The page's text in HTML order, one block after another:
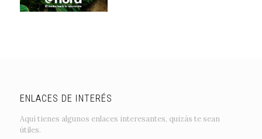
ENLACES DE INTERÉS
Aquí tienes algunos enlaces interesantes, quizás te sean
útiles.